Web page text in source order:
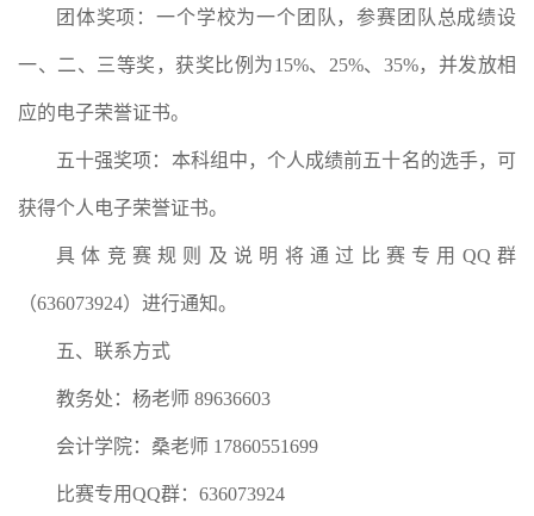
团体奖项：一个学校为一个团队，参赛团队总成绩设
一、二、三等奖，获奖比例为15%、25%、35%，并发放相
应的电子荣誉证书。
五十强奖项：本科组中，个人成绩前五十名的选手，可
获得个人电子荣誉证书。
具体竞赛规则及说明将通过比赛专用QQ群
（636073924）进行通知。
五、联系方式
教务处：杨老师 89636603
会计学院：桑老师 17860551699
比赛专用QQ群：636073924